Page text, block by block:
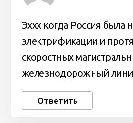
Эххх когда Россия была
электрификации и
скоростных
железнодорожный
Ответить